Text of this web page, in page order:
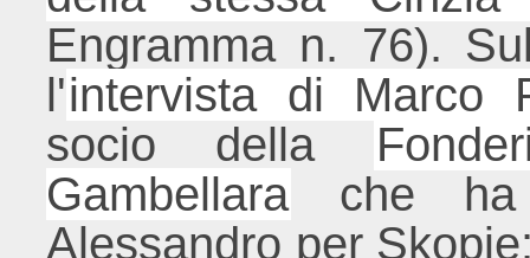
Engramma n. 76).
l'intervista di Marco
socio della
Gambellara che ha
Alessandro per